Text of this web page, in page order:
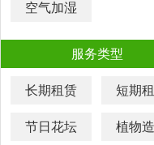
空气加湿
服务类型
长期租赁 短期
节日花坛 植物